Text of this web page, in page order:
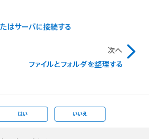
はサーバに接続する
次へ
ファイルとフォルダを整理する
はい いいえ